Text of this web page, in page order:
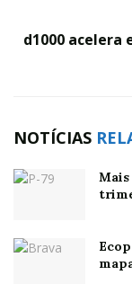
investidores
em critérios
a percepção de
IGPTW, a
d1000 acelera
NOTÍCIAS